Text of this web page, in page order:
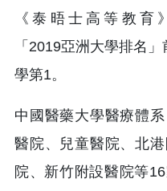
《泰晤士高等教育
「2019亞洲大學排名
學第1。
中國醫藥大學醫療體
醫院、兒童醫院、北
院、新竹附設醫院等